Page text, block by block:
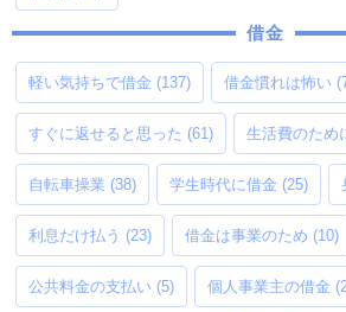
借金
軽い気持ちで借金 (137) 借金慣れは怖い
すぐに返せると思った (61) 生活費のため
自転車操業 (38) 学生時代に借金 (25)
利息だけ払う (23) 借金は事業のため (10)
公共料金の支払い (5) 個人事業主の借金